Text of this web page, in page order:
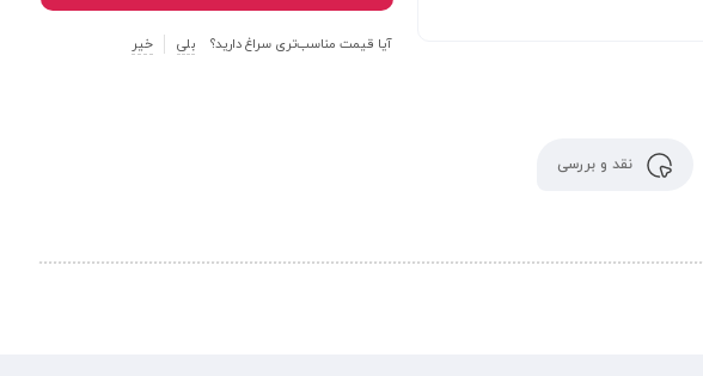
آیا قیمت مناسب‌تری سراغ دارید؟ بلی خیر
نقد و بررسی